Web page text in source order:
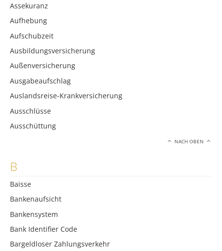
Assekuranz
Aufhebung
Aufschubzeit
Ausbildungsversicherung
Außenversicherung
Ausgabeaufschlag
Auslandsreise-Krankversicherung
Ausschlüsse
Ausschüttung
NACH OBEN
B
Baisse
Bankenaufsicht
Bankensystem
Bank Identifier Code
Bargeldloser Zahlungsverkehr